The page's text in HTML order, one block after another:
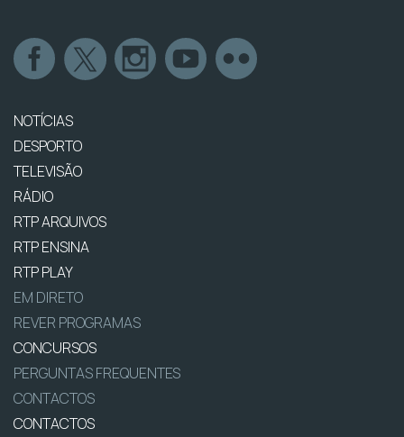
NOTÍCIAS
DESPORTO
TELEVISÃO
RÁDIO
RTP ARQUIVOS
RTP ENSINA
RTP PLAY
EM DIRETO
REVER PROGRAMAS
CONCURSOS
PERGUNTAS FREQUENTES
CONTACTOS
CONTACTOS